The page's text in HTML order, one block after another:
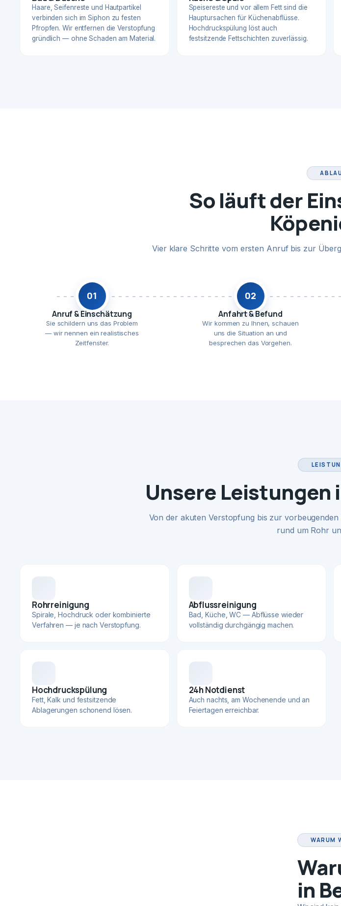
Haare, Seifenreste und Hautpartikel
verbinden sich im Siphon zu festen
Pfropfen. Wir entfernen die Verstopfung
gründlich — ohne Schaden am Material.
Speisereste und vor allem Fett sind die
Hauptursachen für Küchenabflüsse.
Hochdruckspülung löst auch
festsitzende Fettschichten zuverlässig.
So läuft der
Vier klare Schritte vom ersten Anruf bis zur
01
Anruf & Einschätzung
Sie schildern uns das Problem
— wir nennen ein realistisches
Zeitfenster.
02
Anfahrt & Befund
Wir kommen zu Ihnen, schauen
uns die Situation an und
besprechen das Vorgehen.
Unsere Leistungen
Von der akuten Verstopfung bis zur
rund um Rohr
Rohrreinigung
Spirale, Hochdruck oder kombinierte
Verfahren — je nach Verstopfung.
Abflussreinigung
Bad, Küche, WC — Abflüsse wieder
vollständig durchgängig machen.
Hochdruckspülung
Fett, Kalk und festsitzende
Ablagerungen schonend lösen.
24h Notdienst
Auch nachts, am Wochenende und an
Feiertagen erreichbar.
WARUM
in